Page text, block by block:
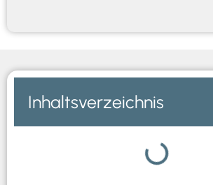
Inhaltsverzeichnis